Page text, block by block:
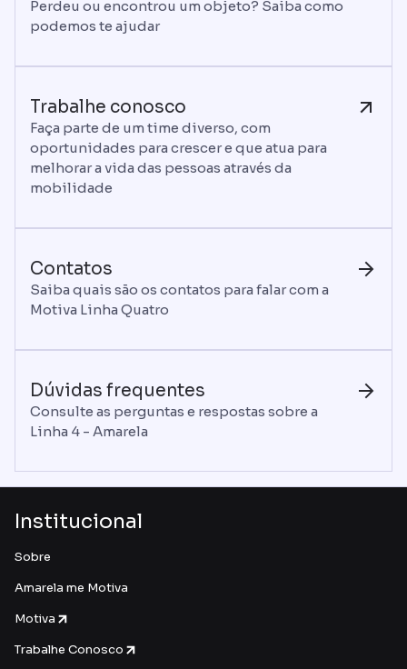
Perdeu ou encontrou um objeto? Saiba como
podemos te ajudar
Trabalhe conosco
Faça parte de um time diverso, com
oportunidades para crescer e que atua para
melhorar a vida das pessoas através da
mobilidade
Contatos
Saiba quais são os contatos para falar com a
Motiva Linha Quatro
Dúvidas frequentes
Consulte as perguntas e respostas sobre a
Linha 4 - Amarela
Institucional
Sobre
Amarela me Motiva
Motiva
Trabalhe Conosco